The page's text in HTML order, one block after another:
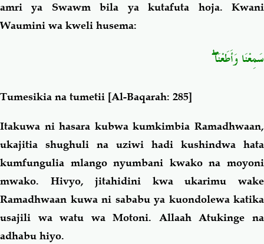
amri ya Swawm bila ya kutafuta hoja. Kwani
Waumini wa kweli husema:
سَمِعْنَا وَأَطَعْنَا ۖ
Tumesikia na tumetii [Al-Baqarah: 285]
Itakuwa ni hasara kubwa kumkimbia Ramadhwaan,
ukajitia shughuli na uziwi hadi kushindwa hata
kumfungulia mlango nyumbani kwako na moyoni
mwako. Hivyo, jitahidini kwa ukarimu wake
Ramadhwaan kuwa ni sababu ya kuondolewa katika
usajili wa watu wa Motoni. Allaah Atukinge na
adhabu hiyo.